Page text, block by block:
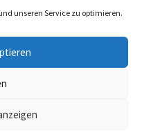
unseren Service zu optimieren.